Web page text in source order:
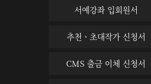
서예강좌 입회원서
추천ㆍ초대작가 신청서
CMS 출금 이체 신청서